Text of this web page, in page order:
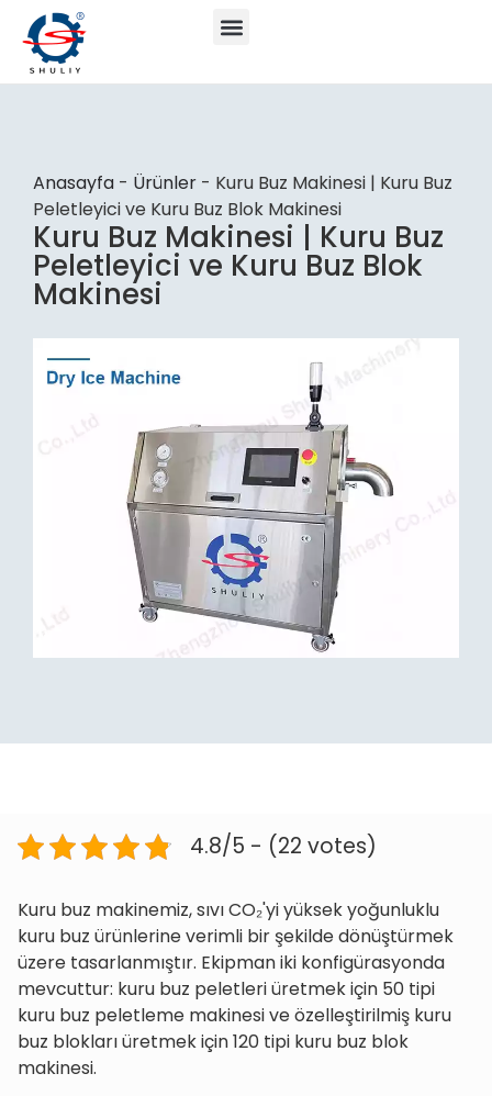
Anasayfa - Ürünler - Kuru Buz Makinesi | Kuru Buz
Peletleyici ve Kuru Buz Blok Makinesi
Kuru Buz Makinesi | Kuru Buz
Peletleyici ve Kuru Buz Blok
Makinesi
4.8/5 - (22 votes)
Kuru buz makinemiz, sıvı CO₂'yi yüksek yoğunluklu
kuru buz ürünlerine verimli bir şekilde dönüştürmek
üzere tasarlanmıştır. Ekipman iki konfigürasyonda
mevcuttur: kuru buz peletleri üretmek için 50 tipi
kuru buz peletleme makinesi ve özelleştirilmiş kuru
buz blokları üretmek için 120 tipi kuru buz blok
makinesi.